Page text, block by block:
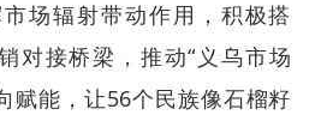
场辐射带动作用，积极搭
对接桥梁，推动“义乌市场
赋能，让56个民族像石榴籽